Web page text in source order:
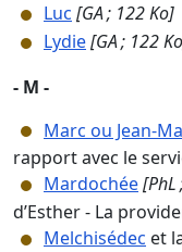
Luc [GA ; 122 Ko]
Lydie[GA ; 122
- M -
Marc ou Jean-
rapport avec le
Mardochée[PhL
d’Esther - La
Melchisédec et